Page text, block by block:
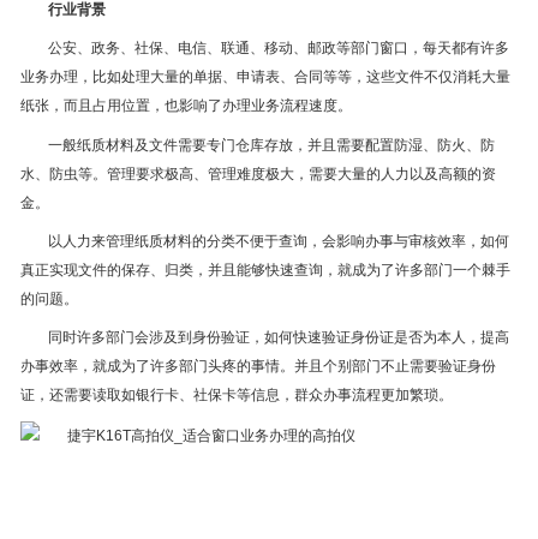
行业背景
公安、政务、社保、电信、联通、移动、邮政等部门窗口，每天都有许多
业务办理，比如处理大量的单据、申请表、合同等等，这些文件不仅消耗大量
纸张，而且占用位置，也影响了办理业务流程速度。
一般纸质材料及文件需要专门仓库存放，并且需要配置防湿、防火、防
水、防虫等。管理要求极高、管理难度极大，需要大量的人力以及高额的资
金。
以人力来管理纸质材料的分类不便于查询，会影响办事与审核效率，如何
真正实现文件的保存、归类，并且能够快速查询，就成为了许多部门一个棘手
的问题。
同时许多部门会涉及到身份验证，如何快速验证身份证是否为本人，提高
办事效率，就成为了许多部门头疼的事情。并且个别部门不止需要验证身份
证，还需要读取如银行卡、社保卡等信息，群众办事流程更加繁琐。